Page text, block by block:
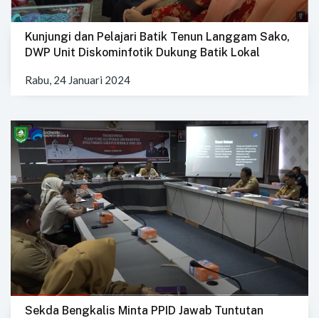
Kunjungi dan Pelajari Batik Tenun Langgam Sako,
DWP Unit Diskominfotik Dukung Batik Lokal
Rabu, 24 Januari 2024
Sekda Bengkalis Minta PPID Jawab Tuntutan